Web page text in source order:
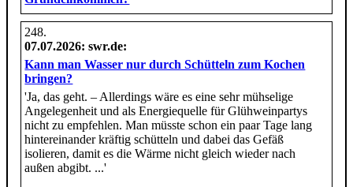
07.07.2026: swr.de:
Kann man Wasser nur durch Schütteln zum Kochen
bringen?
'Ja, das geht. – Allerdings wäre es eine sehr mühselige
Angelegenheit und als Energiequelle für Glühweinpartys
nicht zu empfehlen. Man müsste schon ein paar Tage lang
hintereinander kräftig schütteln und dabei das Gefäß
isolieren, damit es die Wärme nicht gleich wieder nach
außen abgibt. ...'